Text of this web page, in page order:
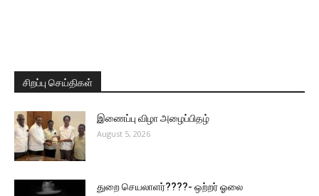
சிறப்பு செய்திகள்
இணைப்பு விழா அழைப்பிதழ்
August 5, 2026
துறை செயலாளர்????- ஒற்றர் ஓலை